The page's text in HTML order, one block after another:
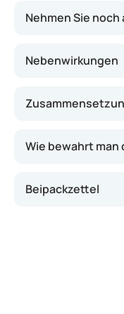
Nehmen Sie
Nebenwirkungen
Wie bewahrt man
Beipackzettel